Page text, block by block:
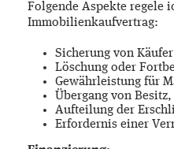
Folgende Aspekte regele
Immobilienkaufvertrag:
Sicherung von
Löschung oder
Gewährleistung für
Übergang von
Aufteilung der
Erfordernis einer